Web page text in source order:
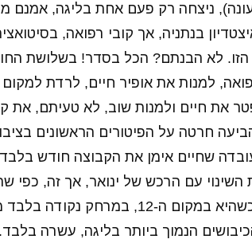
ניצחה רק פעם אחת בליגה, אמנם
בנתניה, אך קובי רפואה,
לא הבנתם? הכל בסדר! בשלושת
למנות את אופיר חיים, לרדת
את חיים ולמנות שוב, לא טעיתם, את
חרטה על הפיטורים הראשונים
שחיים אימן את הקבוצה חודש
עם הרכש של ינואר, אך זה, כפי
לדרבי בלחץ עצום, כשהיא במקום ה-
הנמוך ביותר בליגה, עשרה